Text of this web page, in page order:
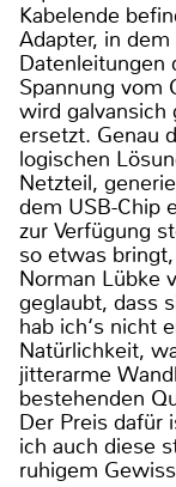
Kabelende
Adapter, in
Datenleitungen
Spannung vom
wird galvansich
ersetzt. Genau
logischen
Netzteil,
dem USB-Chip
zur Verfügung
so etwas
Norman Lübke
geglaubt, dass
hab ich‘s nicht
Natürlichkeit,
jitterarme
bestehenden
Der Preis dafür
ich auch diese
ruhigem